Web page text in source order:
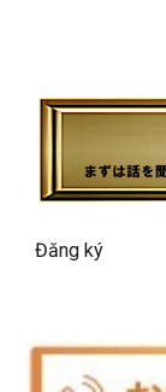
Đăng ký